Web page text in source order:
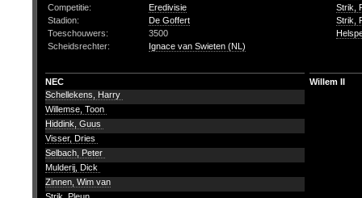
Competitie:
Eredivisie
Stadion:
De Goffert
Toeschouwers:
3500
Scheidsrechter:
Ignace van Swieten (NL)
Strik,
Strik,
NEC
Willem II
Schellekens, Harry
Willemse, Toon
Hiddink, Guus
Visser, Dries
Selbach, Peter
Mulderij, Dick
Zinnen, Wim van